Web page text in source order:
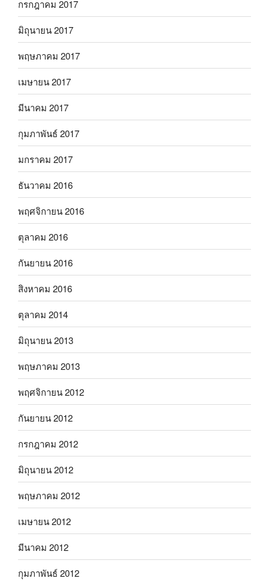
กรกฎาคม 2017
มิถุนายน 2017
พฤษภาคม 2017
เมษายน 2017
มีนาคม 2017
กุมภาพันธ์ 2017
มกราคม 2017
ธันวาคม 2016
พฤศจิกายน 2016
ตุลาคม 2016
กันยายน 2016
สิงหาคม 2016
ตุลาคม 2014
มิถุนายน 2013
พฤษภาคม 2013
พฤศจิกายน 2012
กันยายน 2012
กรกฎาคม 2012
มิถุนายน 2012
พฤษภาคม 2012
เมษายน 2012
มีนาคม 2012
กุมภาพันธ์ 2012